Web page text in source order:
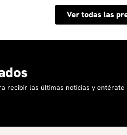
Además, las insignias
respaldo verificable de los
que puedes compartir en tu
LinkedIn o portafolio. Esta
y permite demostrar, de
competencias que adquiriste
Ver todas las
recibir las últimas noticias y entérate